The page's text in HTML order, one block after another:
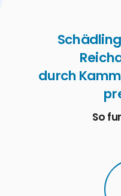
durch
So